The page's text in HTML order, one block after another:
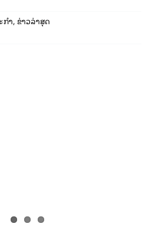
ກຳ,ຂ່າວລ່າສຸດ